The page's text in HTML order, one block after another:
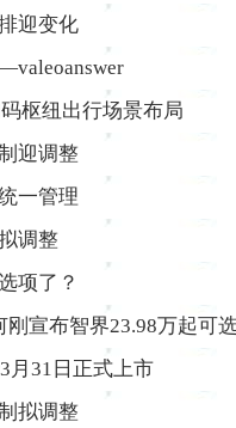
迎变化
枢纽出行场景布局
迎调整
一管理
调整
项了？
宣布智界23.98万起可
月31日正式上市
拟调整